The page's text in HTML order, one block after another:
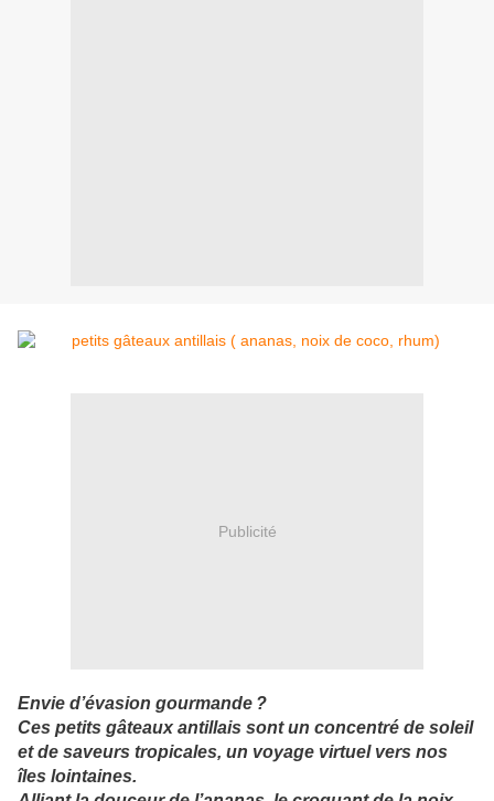
Publicité
Envie d’évasion gourmande ?
Ces petits gâteaux antillais sont un concentré de soleil
et de saveurs tropicales, un voyage virtuel vers nos
îles lointaines.